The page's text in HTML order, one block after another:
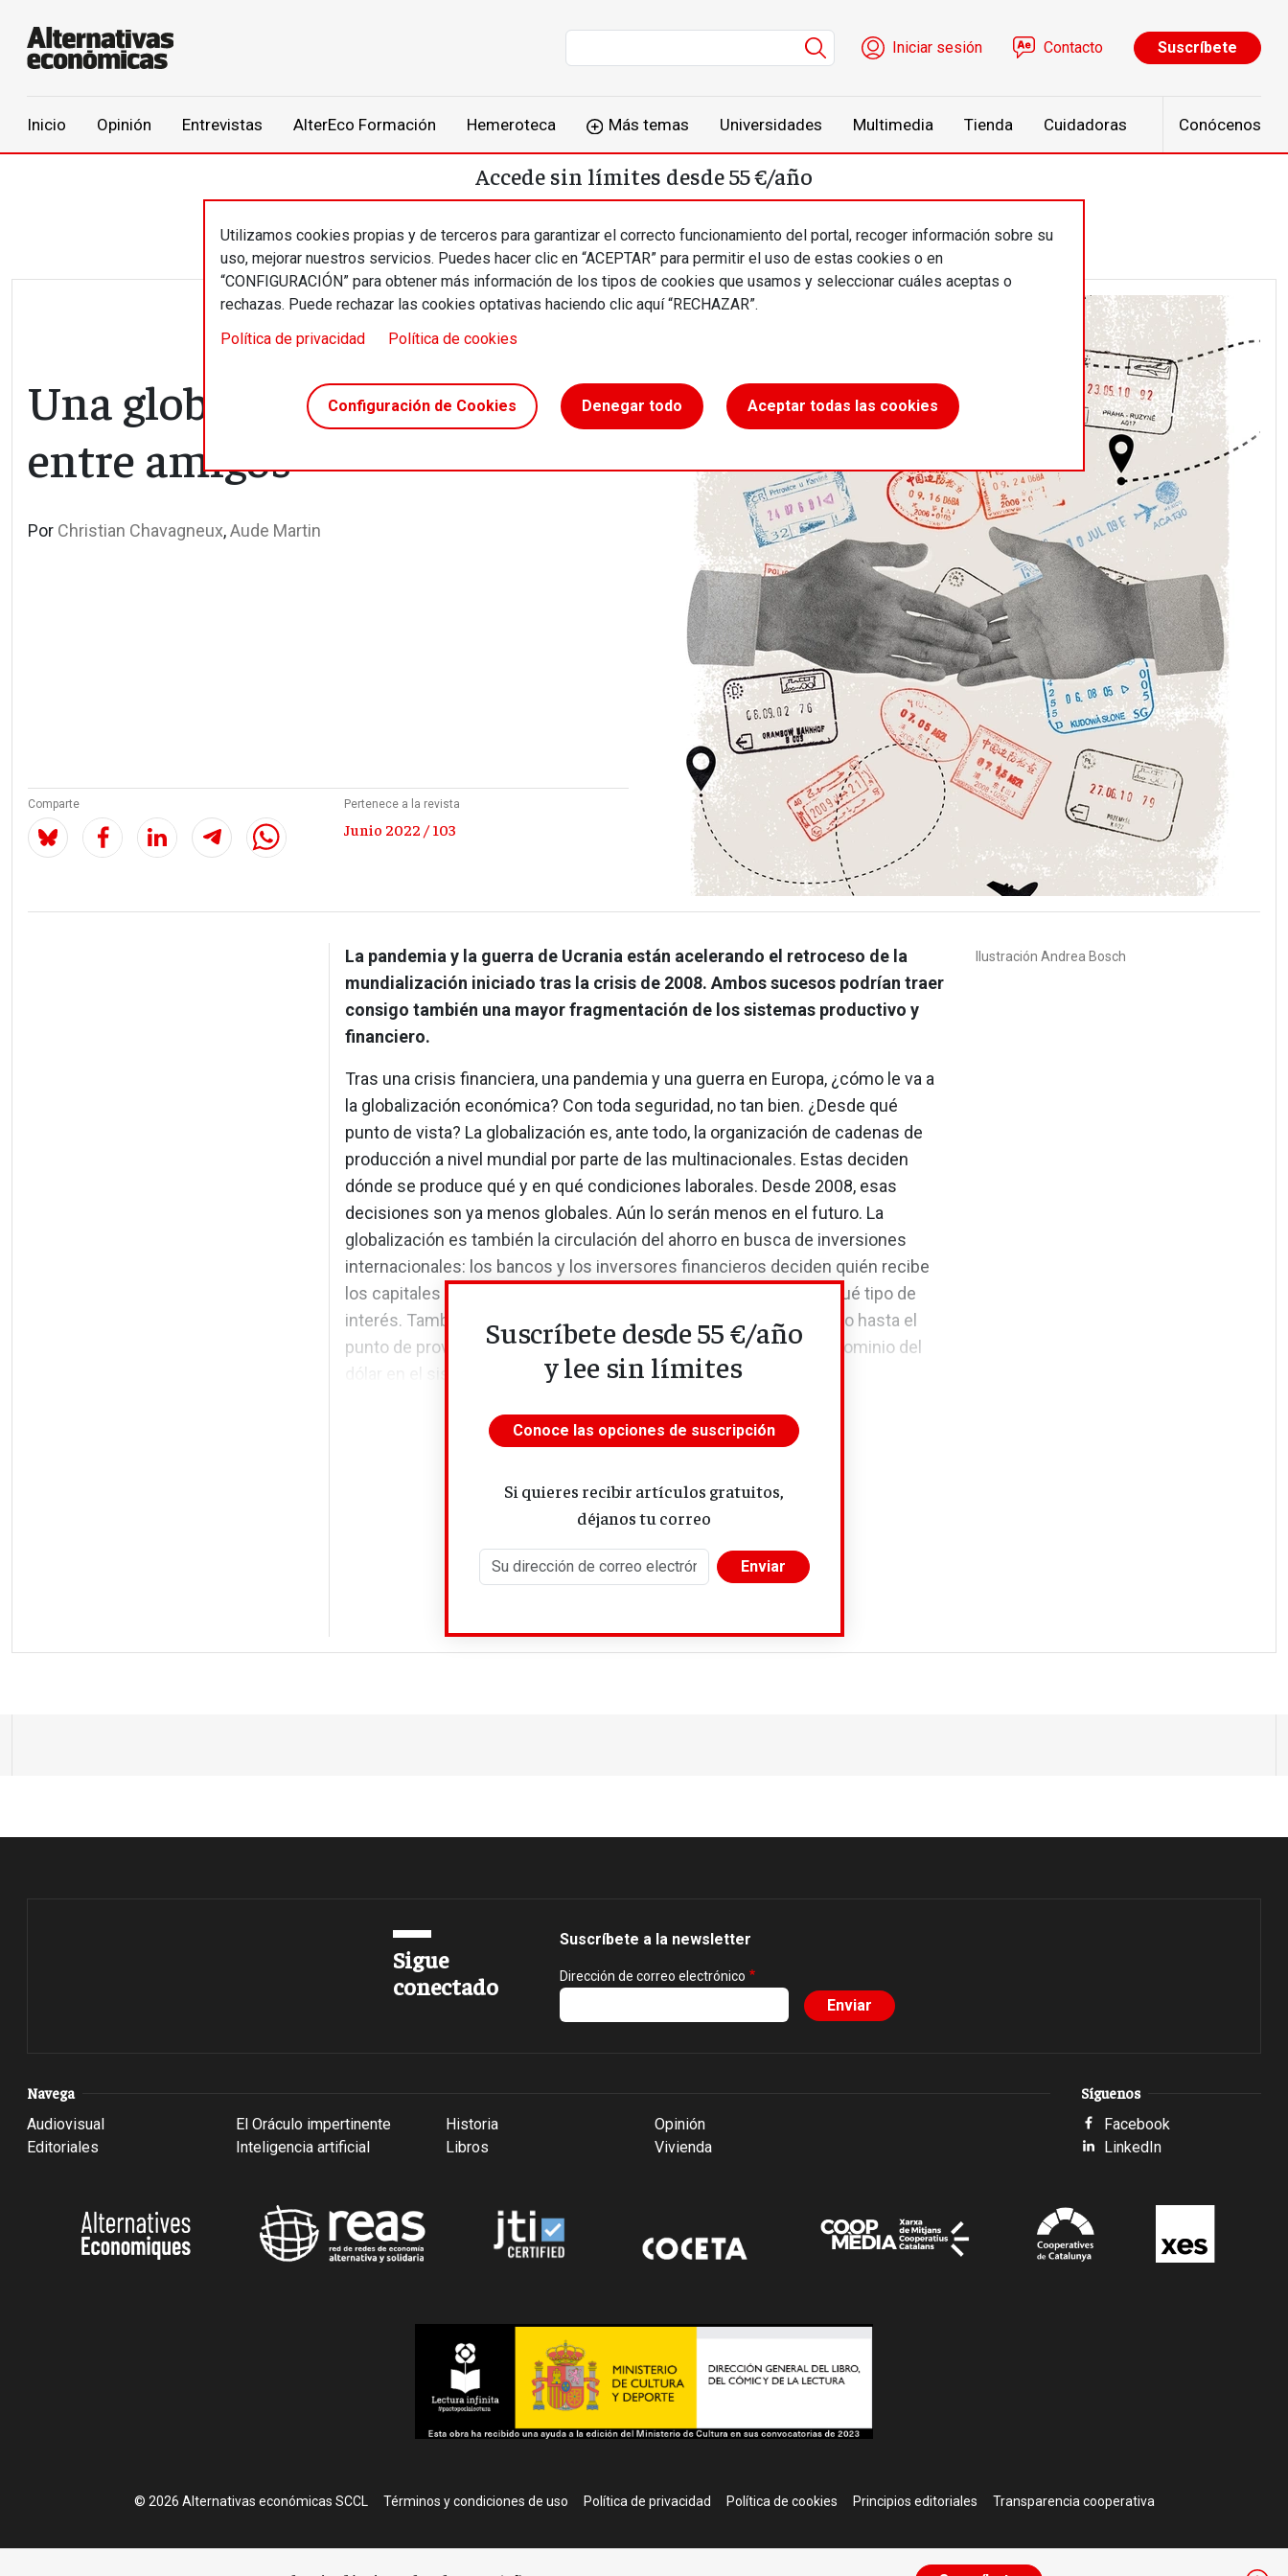
Menú de cuenta de usuario
Iniciar sesión Contacto Suscríbete
Inicio Opinión Entrevistas AlterEco Formación Hemeroteca Más temas Universidades Multimedia Tienda Cuidadoras Conócenos
Utilizamos cookies propias y de terceros para garantizar el correcto funcionamiento del portal, recoger información sobre su
uso, mejorar nuestros servicios. Puedes hacer clic en “ACEPTAR” para permitir el uso de estas cookies o en
“CONFIGURACIÓN” para obtener más información de los tipos de cookies que usamos y seleccionar cuáles aceptas o
rechazas. Puede rechazar las cookies optativas haciendo clic aquí “RECHAZAR”.
Política de privacidad
Política de cookies
Configuración de Cookies Denegar todo Aceptar todas las cookies
Accede sin límites desde 55 €/año
Una globalización menor y
entre amigos
Por Christian Chavagneux,Aude Martin
Comparte Pertenece a la revista
Junio 2022 / 103
Ilustración Andrea Bosch
La pandemia y la guerra de Ucrania están acelerando el retroceso de la
mundialización iniciado tras la crisis de 2008. Ambos sucesos podrían traer
consigo también una mayor fragmentación de los sistemas productivo y
financiero.
Tras una crisis financiera, una pandemia y una guerra en Europa, ¿cómo le va a
la globalización económica? Con toda seguridad, no tan bien. ¿Desde qué
punto de vista? La globalización es, ante todo, la organización de cadenas de
producción a nivel mundial por parte de las multinacionales. Estas deciden
dónde se produce qué y en qué condiciones laborales. Desde 2008, esas
decisiones son ya menos globales. Aún lo serán menos en el futuro. La
globalización es también la circulación del ahorro en busca de inversiones
internacionales: los bancos y los inversores financieros deciden quién recibe
los capitales (países, empresas, colectividades locales, etc.) y a qué tipo de
interés. También en este caso ha comenzado el retroceso. Pero no hasta el
punto de provocar una desglobalización total o de suprimir el predominio del
dólar en el sistema monetario internacional. La globalización...
Suscríbete desde 55 €/año
y lee sin límites
Conoce las opciones de suscripción
Si quieres recibir artículos gratuitos,
déjanos tu correo
Sigue
conectado
Suscríbete a la newsletter
Dirección de correo electrónico
Navega
Audiovisual
Editoriales
El Oráculo impertinente
Inteligencia artificial
Historia
Libros
Opinión
Vivienda
Síguenos
Facebook
LinkedIn
© 2026 Alternativas económicas SCCL Footer
Términos y condiciones de uso Política de privacidad Política de cookies Principios editoriales Transparencia cooperativa